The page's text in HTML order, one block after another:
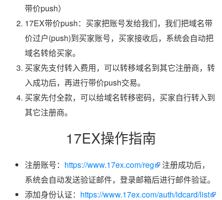
带价push）
17EX带价push：买家把账号发给我们，我们把域名带
价过户(push)到买家账号，买家接收后，系统会自动把
域名转给买家。
买家先支付转入费用，可以转移域名到其它注册商，转
入成功后，再进行带价push交易。
买家先付全款，可以给域名转移密码，买家自行转入到
其它注册商。
17EX操作指南
注册账号： https://www.17ex.com/reg
注册成功后，
系统会自动发送验证邮件，登录邮箱后进行邮件验证。
添加身份认证： https://www.17ex.com/auth/idcard/list